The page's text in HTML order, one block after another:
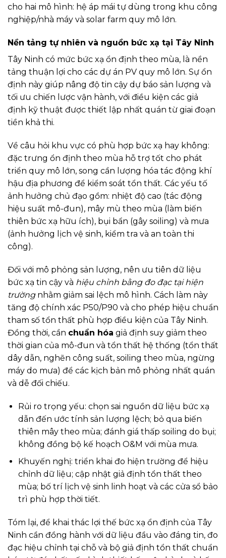
cho hai mô hình: hệ áp mái tự dùng trong khu công
nghiệp/nhà máy và solar farm quy mô lớn.
Nền tảng tự nhiên và nguồn bức xạ tại Tây Ninh
Tây Ninh có mức bức xạ ổn định theo mùa, là nền
tảng thuận lợi cho các dự án PV quy mô lớn. Sự ổn
định này giúp nâng độ tin cậy dự báo sản lượng và
tối ưu chiến lược vận hành, với điều kiện các giả
định kỹ thuật được thiết lập nhất quán từ giai đoạn
tiền khả thi.
Về câu hỏi khu vực có phù hợp bức xạ hay không:
đặc trưng ổn định theo mùa hỗ trợ tốt cho phát
triển quy mô lớn, song cần lượng hóa tác động khí
hậu địa phương để kiểm soát tổn thất. Các yếu tố
ảnh hưởng chủ đạo gồm: nhiệt độ cao (tác động
hiệu suất mô-đun), mây mù theo mùa (làm biến
thiên bức xạ hữu ích), bụi bẩn (gây soiling) và mưa
(ảnh hưởng lịch vệ sinh, kiểm tra và an toàn thi
công).
Đối với mô phỏng sản lượng, nên ưu tiên dữ liệu
bức xạ tin cậy và hiệu chỉnh bằng đo đạc tại hiện
trườngnhằm giảm sai lệch mô hình. Cách làm này
tăng độ chính xác P50/P90 và cho phép hiệu chuẩn
tham số tổn thất phù hợp điều kiện của Tây Ninh.
Đồng thời, cần chuẩn hóa giả định suy giảm theo
thời gian của mô-đun và tổn thất hệ thống (tổn thất
dây dẫn, nghẽn công suất, soiling theo mùa, ngừng
máy do mưa) để các kịch bản mô phỏng nhất quán
và dễ đối chiếu.
Rủi ro trọng yếu: chọn sai nguồn dữ liệu bức xạ
dẫn đến ước tính sản lượng lệch; bỏ qua biến
thiên mây theo mùa; đánh giá thấp soiling do bụi;
không đồng bộ kế hoạch O&M với mùa mưa.
Khuyến nghị: triển khai đo hiện trường để hiệu
chỉnh dữ liệu; cập nhật giả định tổn thất theo
mùa; bố trí lịch vệ sinh linh hoạt và các cửa sổ bảo
trì phù hợp thời tiết.
Tóm lại, để khai thác lợi thế bức xạ ổn định của Tây
Ninh cần đồng hành với dữ liệu đầu vào đáng tin, đo
đạc hiệu chỉnh tại chỗ và bộ giả định tổn thất chuẩn